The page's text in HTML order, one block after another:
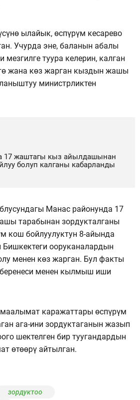
ылайык, өспүрүм кесарево
Учурда эне, баланын абалы
мезгилге туура келерин, калган
жана көз жарган кыздын жашы
министрликтен
17 жаштагы кыз айылдашынан
болуп калганы кабарланды
Манас районунда 17
тарабынан зордукталганы
кош бойлуулуктун 8-айында
ооруканалардын
менен көз жарган. Бул факты
менен кылмыш иши
каражаттары өспүрүм
ага-ини зордуктаганын жазып
шектелген бир туугандардын
өтөөрү айтылган.
зордуктоо